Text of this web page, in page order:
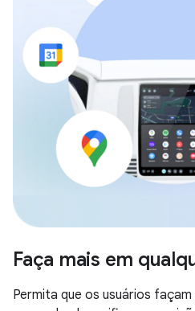
Faça mais em
Permita que os usuários